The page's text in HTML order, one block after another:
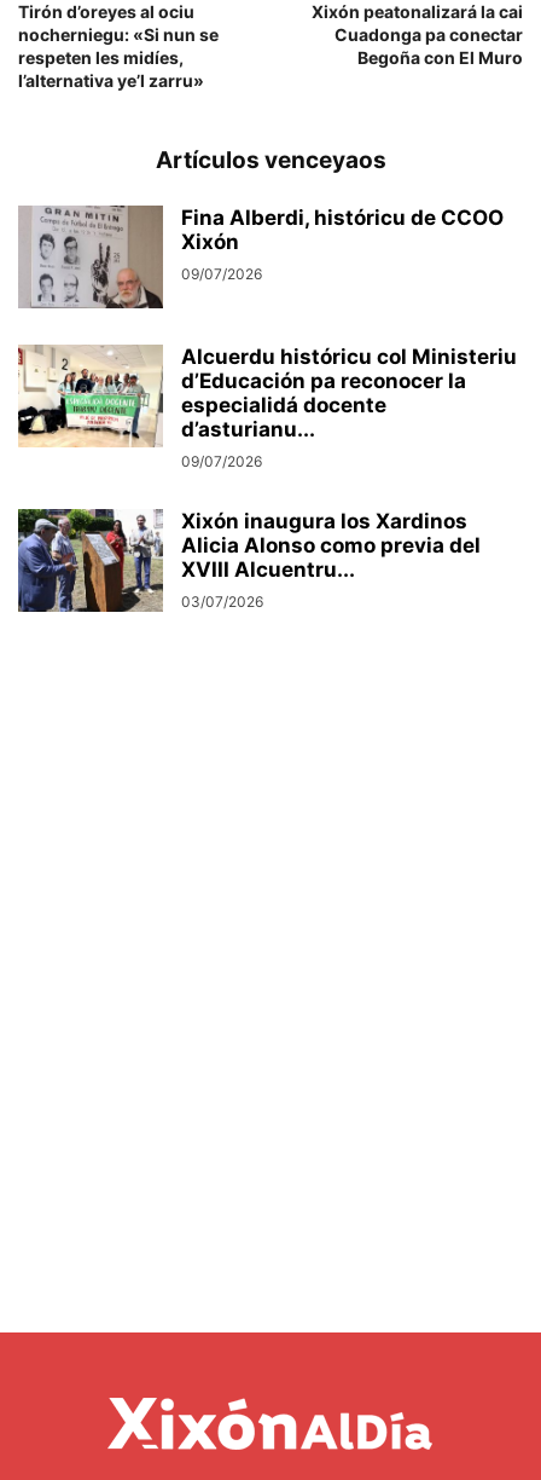
Tirón d’oreyes al ociu
nocherniegu: «Si nun se
respeten les midíes,
l’alternativa ye’l zarru»
Xixón peatonalizará la cai
Cuadonga pa conectar
Begoña con El Muro
Artículos venceyaos
Fina Alberdi, históricu de CCOO
Xixón
09/07/2026
Alcuerdu históricu col Ministeriu
d’Educación pa reconocer la
especialidá docente
d’asturianu...
09/07/2026
Xixón inaugura los Xardinos
Alicia Alonso como previa del
XVIII Alcuentru...
03/07/2026